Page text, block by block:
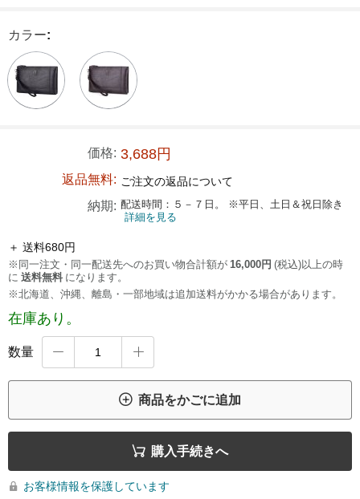
カラー:
価格: 3,688円
返品無料: ご注文の返品について
納期: 配送時間：５－７日。 ※平日、土日＆祝日除き
詳細を見る
＋ 送料680円
※同一注文・同一配送先へのお買い物合計額が 16,000円 (税込)以上の時
に 送料無料 になります。
※北海道、沖縄、離島・一部地域は追加送料がかかる場合があります。
在庫あり。
数量  
 商品をかごに追加
 購入手続きへ
 お客様情報を保護しています